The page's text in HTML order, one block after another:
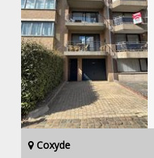
Coxyde